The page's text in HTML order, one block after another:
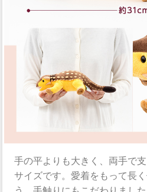
手の平よりも大きく、両手で
サイズです。愛着をもって長